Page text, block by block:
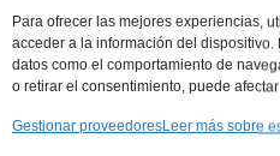
Para ofrecer las mejores experiencias,
acceder a la información del
datos como el comportamiento de
o retirar el consentimiento, puede
Gestionar proveedoresLeer más sobre
eliminando así
urgente.